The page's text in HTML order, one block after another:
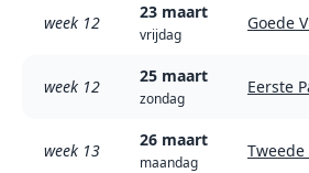
week 12
23 maart
vrijdag
Goede
week 12
25 maart
zondag
Eerste
week 13
26 maart
maandag
Tweede